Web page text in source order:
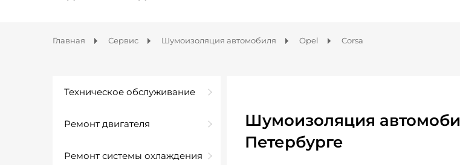
Главная Сервис Шумоизоляция автомобиля Opel Corsa
Техническое обслуживание
Ремонт двигателя
Ремонт системы охлаждения
Шумоизоляция
Петербурге